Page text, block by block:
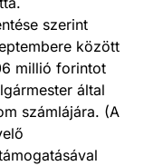
szerint
között
millió forintot
által
számlájára. (A